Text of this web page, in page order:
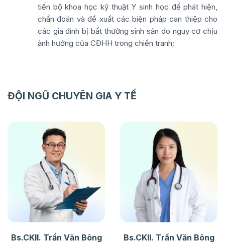
tiến bộ khoa học kỹ thuật Y sinh học để phát hiện,
chẩn đoán và đề xuất các biện pháp can thiệp cho
các gia đình bị bất thường sinh sản do nguy cơ chịu
ảnh hưởng của CĐHH trong chiến tranh;
ĐỘI NGŨ CHUYÊN GIA Y TẾ
Bs.CKII. Trần Văn Bông Bs.CKII. Trần Văn Bông